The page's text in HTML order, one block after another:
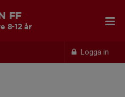
Logga in
FF
8-12 år